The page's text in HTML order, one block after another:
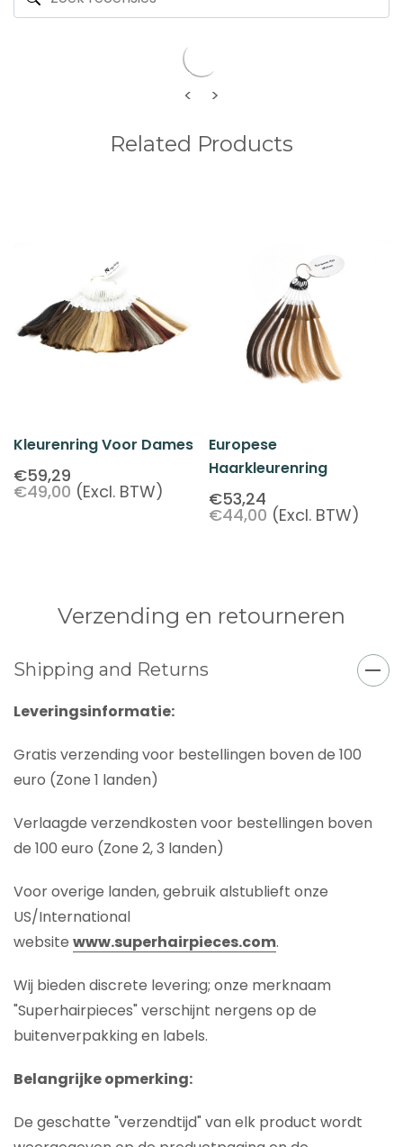
< >
Related Products
Kleurenring Voor Dames
€59,29
€49,00 (Excl. BTW)
Europese
Haarkleurenring
€53,24
€44,00 (Excl. BTW)
Verzending en retourneren
Shipping and Returns
Leveringsinformatie:
Gratis verzending voor bestellingen boven de 100
euro (Zone 1 landen)
Verlaagde verzendkosten voor bestellingen boven
de 100 euro (Zone 2, 3 landen)
Voor overige landen, gebruik alstublieft onze
US/International
website www.superhairpieces.com.
Wij bieden discrete levering; onze merknaam
"Superhairpieces" verschijnt nergens op de
buitenverpakking en labels.
Belangrijke opmerking:
De geschatte "verzendtijd" van elk product wordt